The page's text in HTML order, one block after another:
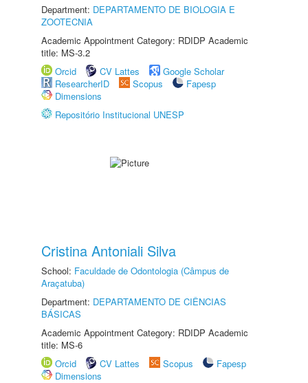
Department: DEPARTAMENTO DE BIOLOGIA E
ZOOTECNIA
Academic Appointment Category: RDIDP Academic
title: MS-3.2
Orcid
CV Lattes
Google Scholar
ResearcherID
Scopus
Fapesp
Dimensions
Repositório Institucional UNESP
Cristina Antoniali Silva
School: Faculdade de Odontologia (Câmpus de
Araçatuba)
Department: DEPARTAMENTO DE CIÊNCIAS
BÁSICAS
Academic Appointment Category: RDIDP Academic
title: MS-6
Orcid
CV Lattes Scopus
Fapesp
Dimensions